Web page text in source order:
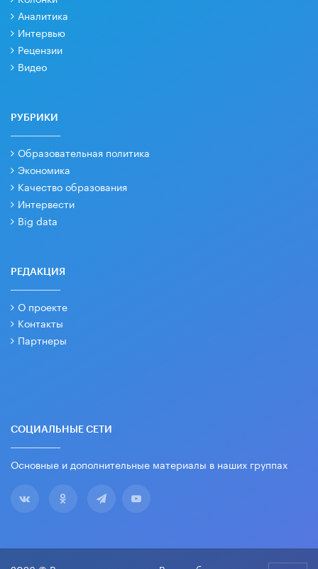
Аналитика
Интервью
Рецензии
Видео
РУБРИКИ
Образовательная политика
Экономика
Качество образования
Интервести
Big data
РЕДАКЦИЯ
О проекте
Контакты
Партнеры
СОЦИАЛЬНЫЕ СЕТИ
Основные и дополнительные материалы в наших группах